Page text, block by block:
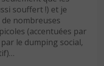
souffert !) et je
de nombreuses
(accentuées par
le dumping social,